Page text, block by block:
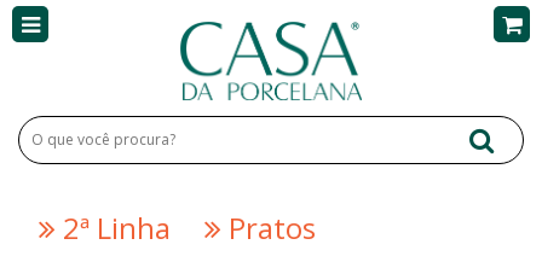
2ª Linha Pratos